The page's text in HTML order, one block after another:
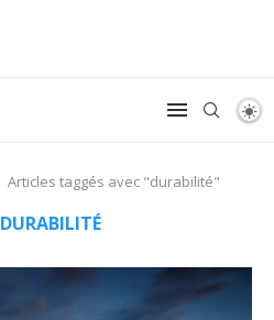
Articles taggés avec "durabilité"
DURABILITÉ